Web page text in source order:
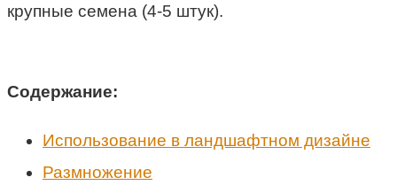
крупные семена (4-5 штук).
Содержание:
Использование в ландшафтном дизайне
Размножение